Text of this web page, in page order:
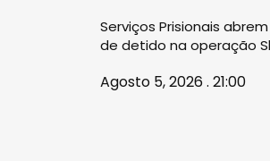
Serviços Prisionais
de detido na operação
Agosto 5, 2026 . 21:00